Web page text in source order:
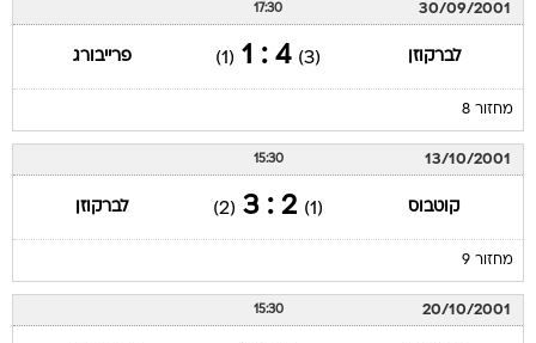
30/09/2001
17:30
לברקוזן (3)
4 : 1
(1) פרייבורג
מחזור 8
13/10/2001
15:30
קוטבוס (1)
2 : 3
(2) לברקוזן
מחזור 9
20/10/2001
15:30